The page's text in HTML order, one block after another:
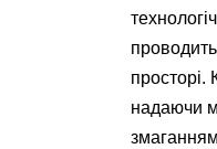
просторі.
надаючи